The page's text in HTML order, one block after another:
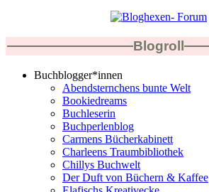
Blogroll
Buchblogger*innen
Abendsternchens bunte Welt
Bookiedreams
Buchleserin
Buchperlenblog
Carmens Bücherkabinett
Charleens Traumbibliothek
Chillys Buchwelt
Der Duft von Büchern & Kaffee